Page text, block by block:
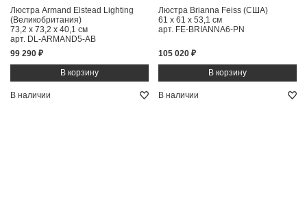
Люстра Armand Elstead Lighting
(Великобритания)
73,2 x 73,2 x 40,1 см
арт. DL-ARMAND5-AB
99 290 ₽
Люстра Brianna Feiss (США)
61 x 61 x 53,1 см
арт. FE-BRIANNA6-PN
105 020 ₽
В наличии В наличии